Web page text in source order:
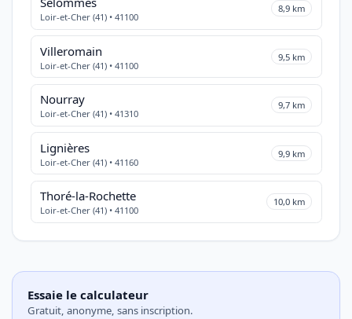
Loir-et-Cher (41) • 41100
8,9 km
Villeromain
Loir-et-Cher (41) • 41100
9,5 km
Nourray
Loir-et-Cher (41) • 41310
9,7 km
Lignières
Loir-et-Cher (41) • 41160
9,9 km
Thoré-la-Rochette
Loir-et-Cher (41) • 41100
10,0 km
Essaie le calculateur
Gratuit, anonyme, sans inscription.